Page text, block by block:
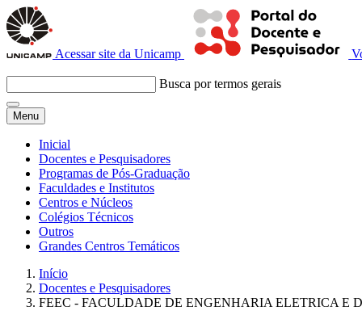
Acessar site da Unicamp
Busca por termos gerais
Menu
Inicial
Docentes e Pesquisadores
Programas de Pós-Graduação
Faculdades e Institutos
Centros e Núcleos
Colégios Técnicos
Outros
Grandes Centros Temáticos
Início
Docentes e Pesquisadores
FEEC - FACULDADE DE ENGENHARIA ELETRICA E